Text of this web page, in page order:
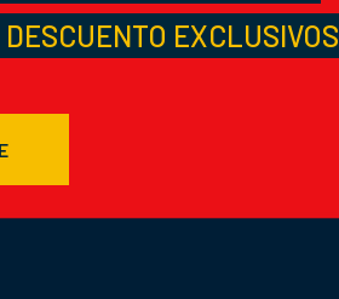
EXCLUSIVOS